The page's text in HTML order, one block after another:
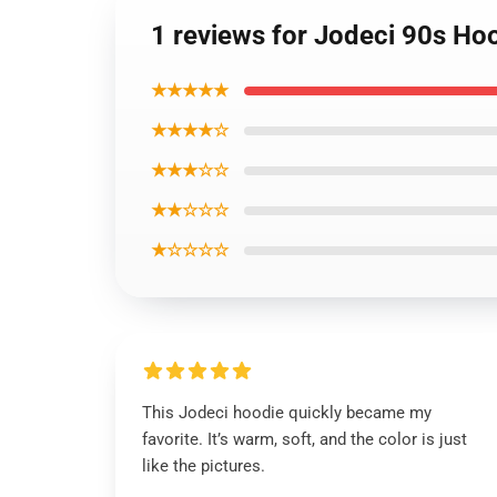
1 reviews for Jodeci 90s
★★★★★
★★★★☆
★★★☆☆
★★☆☆☆
★☆☆☆☆
This Jodeci hoodie quickly became my
favorite. It’s warm, soft, and the color is just
like the pictures.